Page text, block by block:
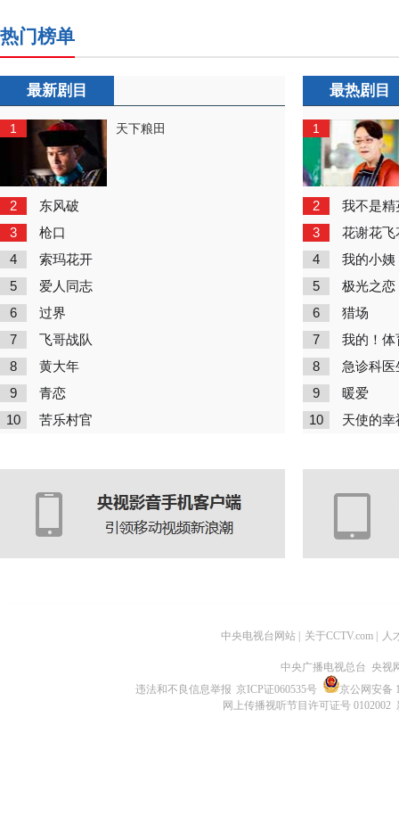
热门榜单
最新剧目
1 天下粮田
2 东风破
3 枪口
4 索玛花开
5 爱人同志
6 过界
7 飞哥战队
8 黄大年
9 青恋
10 苦乐村官
最热剧目
1
2 我不是精
3 花谢花飞
4 我的小姨
5 极光之恋
6 猎场
7 我的！体
8 急诊科医
9 暖爱
10 天使的幸
中央电视台网站 关于CCTV.com 人
中央广播电视总台 央视
违法和不良信息举报 京ICP证060535号
京公网安备
网上传播视听节目许可证号 0102002